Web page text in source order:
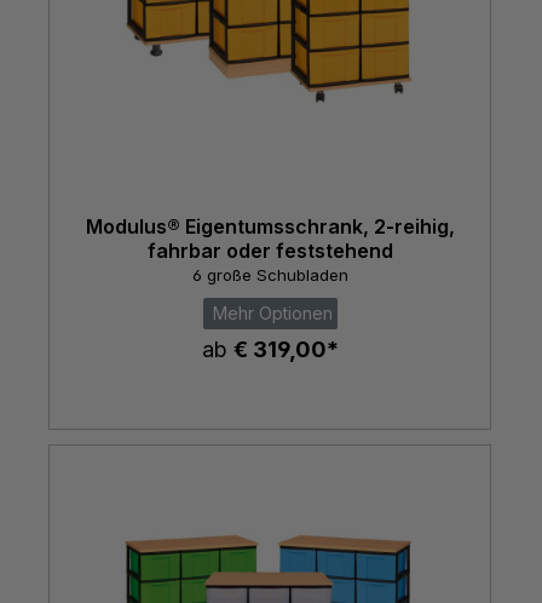
Modulus® Eigentumsschrank, 2-reihig,
fahrbar oder feststehend
6 große Schubladen
Mehr Optionen
ab € 319,00*